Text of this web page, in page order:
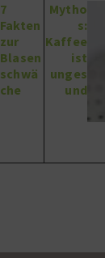
7
Fakten
zur
Blasen
schwä
che
Mytho
s:
Kaffee
ist
unges
und